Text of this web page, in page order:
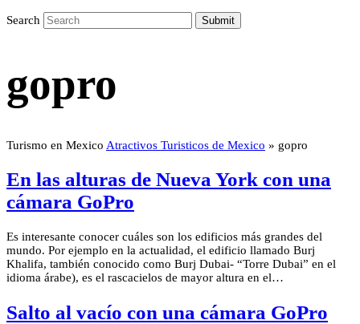
Search Submit
gopro
Turismo en Mexico Atractivos Turisticos de Mexico » gopro
En las alturas de Nueva York con una
cámara GoPro
Es interesante conocer cuáles son los edificios más grandes del
mundo. Por ejemplo en la actualidad, el edificio llamado Burj
Khalifa, también conocido como Burj Dubai- “Torre Dubai” en el
idioma árabe), es el rascacielos de mayor altura en el…
Salto al vacío con una cámara GoPro